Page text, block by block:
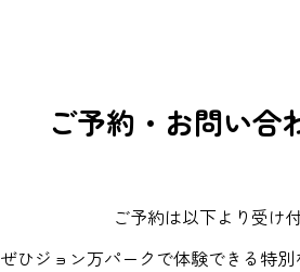
ご予約・お問い合
ご予約は以下より受け
ぜひジョン万パークで体験できる特別